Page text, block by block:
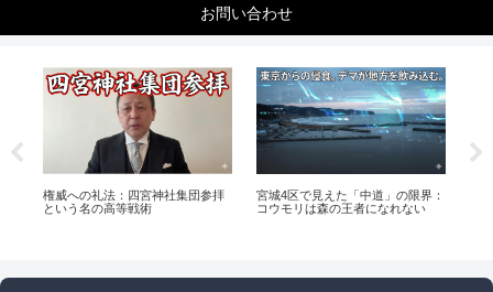
お問い合わせ
権威への礼法：四宮神社集団参拝
という名の高等戦術
宮城4区で見えた「中道」の限界：
コウモリは森の王者になれない